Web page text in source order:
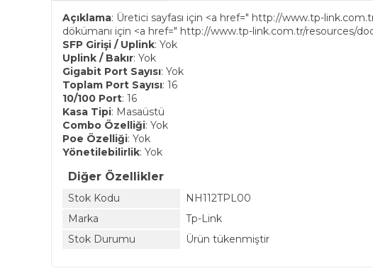
Açıklama: Üretici sayfası için <a href=" http://www.tp-
dökümanı için <a href=" http://www.tp-link.com.tr/resources/
SFP Girişi / Uplink: Yok
Uplink / Bakır: Yok
Gigabit Port Sayısı: Yok
Toplam Port Sayısı: 16
10/100 Port: 16
Kasa Tipi: Masaüstü
Combo Özelliği: Yok
Poe Özelliği: Yok
Yönetilebilirlik: Yok
Diğer Özellikler
Stok Kodu
NH112TPL00
Marka
Tp-Link
Stok Durumu
Ürün tükenmiştir